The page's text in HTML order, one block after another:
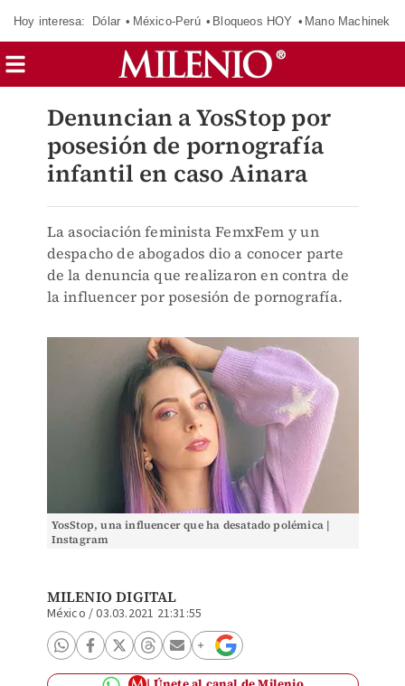
Hoy interesa: Dólar México-Perú Bloqueos HOY Mano Machinek
Denuncian a YosStop por
posesión de pornografía
infantil en caso Ainara
La asociación feminista FemxFem y un
despacho de abogados dio a conocer parte
de la denuncia que realizaron en contra de
la influencer por posesión de pornografía.
YosStop, una influencer que ha desatado polémica |
Instagram
MILENIO DIGITAL
México /03.03.2021 21:31:55